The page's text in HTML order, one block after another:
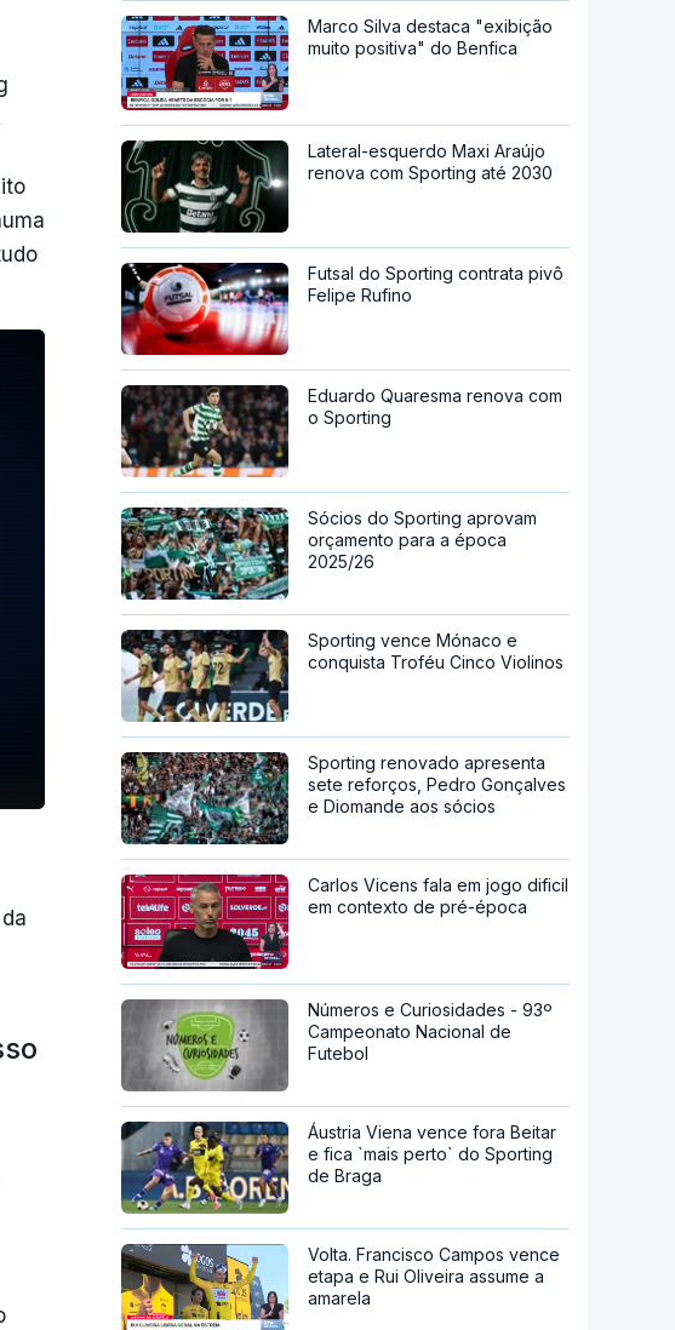
Marco Silva destaca "exibição
muito positiva" do Benfica
Lateral-esquerdo Maxi Araújo
renova com Sporting até 2030
Futsal do Sporting contrata pivô
Felipe Rufino
Eduardo Quaresma renova com
o Sporting
Sócios do Sporting aprovam
orçamento para a época
2025/26
Sporting vence Mónaco e
conquista Troféu Cinco Violinos
Sporting renovado apresenta
sete reforços, Pedro Gonçalves
e Diomande aos sócios
Carlos Vicens fala em jogo dificil
em contexto de pré-época
Números e Curiosidades - 93º
Campeonato Nacional de
Futebol
Áustria Viena vence fora Beitar
e fica `mais perto` do Sporting
de Braga
Volta. Francisco Campos vence
etapa e Rui Oliveira assume a
amarela